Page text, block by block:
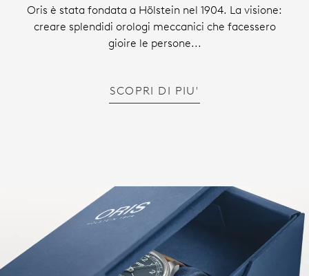
Oris è stata fondata a Hölstein nel 1904. La visione:
creare splendidi orologi meccanici che facessero
gioire le persone...
SCOPRI DI PIU'